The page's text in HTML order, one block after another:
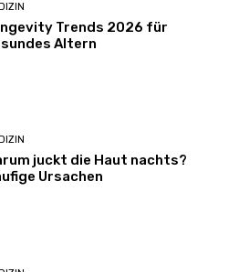
Trends 2026 für
Altern
juckt die Haut nachts?
Ursachen